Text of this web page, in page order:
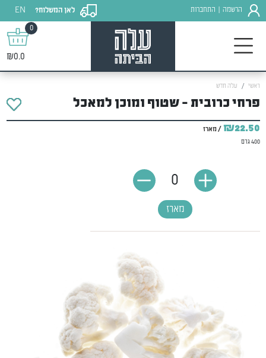
הרשמה התחברות לאן המשלוח?
EN
0
₪0.0
ראשי עלה חדש
פרחי כרובית - שטוף ומוכן למאכל
₪22.50 / מארז
400 גרם
מארז
0